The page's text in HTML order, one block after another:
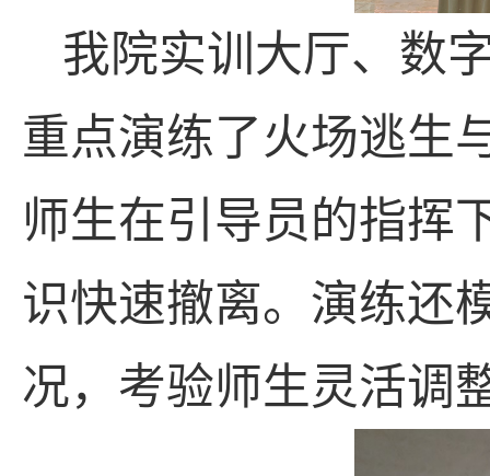
我院实训大厅、数
重点演练了火场逃生
师生在引导员的指挥
识快速撤离。演练还
况，考验师生灵活调